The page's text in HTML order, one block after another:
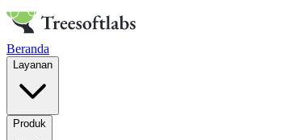
Beranda
Layanan
Produk